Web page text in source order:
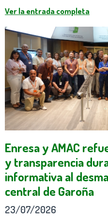
Ver la entrada completa
Enresa y AMAC
y transparencia
informativa al
central de Garoña
23/07/2026